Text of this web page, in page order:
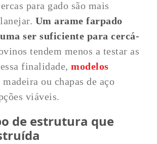
para gado são mais
Um arame farpado
ser suficiente para cercá-
tendem menos a testar as
finalidade,modelos
madeira ou chapas de aço
viáveis.
de estrutura que